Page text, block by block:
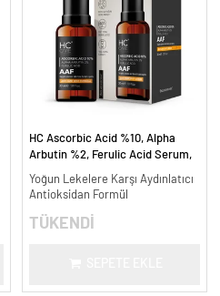
HC Ascorbic Acid %10, Alpha
Arbutin %2, Ferulic Acid Serum,
ml.
Yoğun Lekelere Karşı Aydınlatıcı
Antioksidan Formül
TÜKENDİ